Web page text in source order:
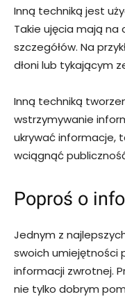
Inną techniką jest
Takie ujęcia mają na
szczegółów. Na
dłoni lub tykającym
Inną techniką
wstrzymywanie
ukrywać informacje,
wciągnąć
Poproś o
Jednym z
swoich umiejętności
informacji zwrotnej.
nie tylko dobrym